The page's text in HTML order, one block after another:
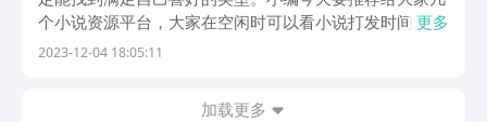
个小说资源平台，大家在空闲时可以看小说打发时间。那
么接下来便是“全网小说免费阅读app推荐”，如果你是个
更多
2023-12-04 18:05:11
加载更多